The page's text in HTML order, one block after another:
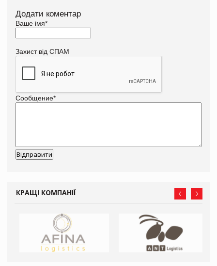
Додати коментар
Ваше імя*
Захист від СПАМ
Сообщение*
КРАЩІ КОМПАНІЇ